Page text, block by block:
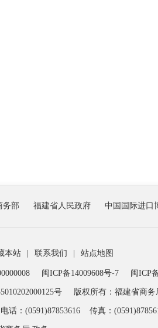
务部 福建省人民政府 中国国际进口
本站 联系我们 站点地图
闽ICP备14009608号-7 闽ICP
号 版权所有：福建省商务
电话：(0591)87853616 传真：